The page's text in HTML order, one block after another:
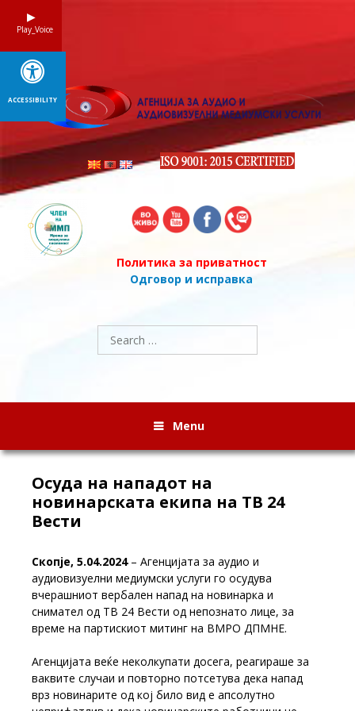
Политика за приватност
Одговор и исправка
Search
for:
Menu
Осуда на нападот на
новинарската екипа на ТВ 24
Вести
Скопје, 5.04.2024– Агенцијата за аудио и
аудиовизуелни медиумски услуги го осудува
вчерашниот вербален напад на новинарка и
снимател од ТВ 24 Вести од непознато лице, за
време на партискиот митинг на ВМРО ДПМНЕ.
Агенцијата веќе неколкупати досега, реагираше за
ваквите случаи и повторно потсетува дека напад
врз новинарите од кој било вид е апсолутно
Play_Voice
ACCESSIBILITY